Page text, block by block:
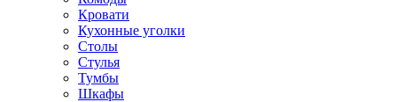
Кровати
Кухонные уголки
Столы
Стулья
Тумбы
Шкафы